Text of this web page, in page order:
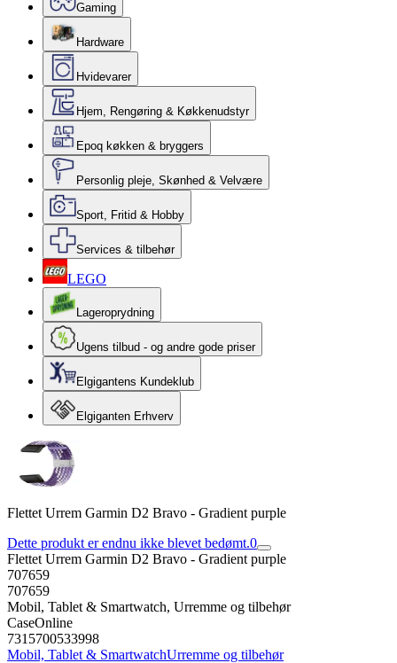
Gaming
Hardware
Hvidevarer
Hjem, Rengøring & Køkkenudstyr
Epoq køkken & bryggers
Personlig pleje, Skønhed & Velvære
Sport, Fritid & Hobby
Services & tilbehør
LEGO
Lageroprydning
Ugens tilbud - og andre gode priser
Elgigantens Kundeklub
Elgiganten Erhverv
Flettet Urrem Garmin D2 Bravo - Gradient purple
Dette produkt er endnu ikke blevet bedømt.0
Flettet Urrem Garmin D2 Bravo - Gradient purple
707659
707659
Mobil, Tablet & Smartwatch, Urremme og tilbehør
CaseOnline
7315700533998
Mobil, Tablet & SmartwatchUrremme og tilbehør